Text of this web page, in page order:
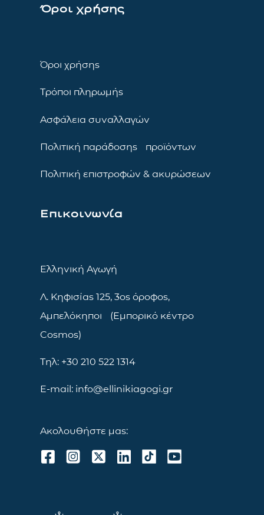
Όροι χρήσης
Όροι χρήσης
Τρόποι πληρωμής
Ασφάλεια συναλλαγών
Πολιτική παράδοσης προϊόντων
Πολιτική επιστροφών & ακυρώσεων
Επικοινωνία
Ελληνική Αγωγή
Λ. Κηφισίας 125, 3ος όροφος,
Αμπελόκηποι (Εμπορικό κέντρο
Cosmos)
Τηλ: +30 210 522 1314
E-mail: info@ellinikiagogi.gr
Ακολουθήστε μας: